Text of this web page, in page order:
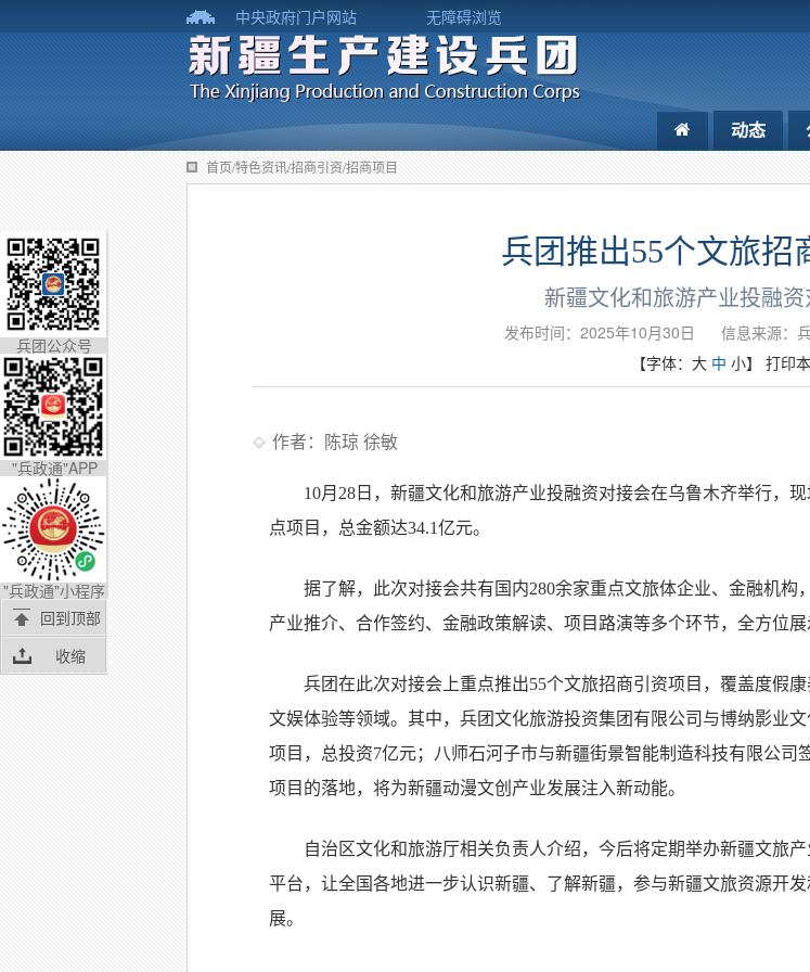
中央政府门户网站 无障碍浏览
动态
首页/特色资讯/招商引资/招商项目
兵团推出55个文旅招
新疆文化和旅游产业投融
发布时间：2025年10月30日 信息来源：
【字体： 大 中 小】 打印
作者：陈琼 徐敏
10月28日，新疆文化和旅游产业投融资对接会在乌鲁木齐举行，
点项目，总金额达34.1亿元。
据了解，此次对接会共有国内280余家重点文旅体企业、金融机构
产业推介、合作签约、金融政策解读、项目路演等多个环节，全方位
兵团在此次对接会上重点推出55个文旅招商引资项目，覆盖度假
文娱体验等领域。其中，兵团文化旅游投资集团有限公司与博纳影业
项目，总投资7亿元；八师石河子市与新疆街景智能制造科技有限公司
项目的落地，将为新疆动漫文创产业发展注入新动能。
自治区文化和旅游厅相关负责人介绍，今后将定期举办新疆文旅
平台，让全国各地进一步认识新疆、了解新疆，参与新疆文旅资源开
展。
兵团公众号
"兵政通"APP
"兵政通"小程序
回到顶部
收缩